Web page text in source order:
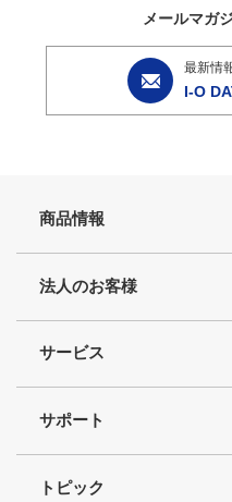
メールマガ
最新情
I-O
商品情報
法人のお客様
サービス
サポート
トピック